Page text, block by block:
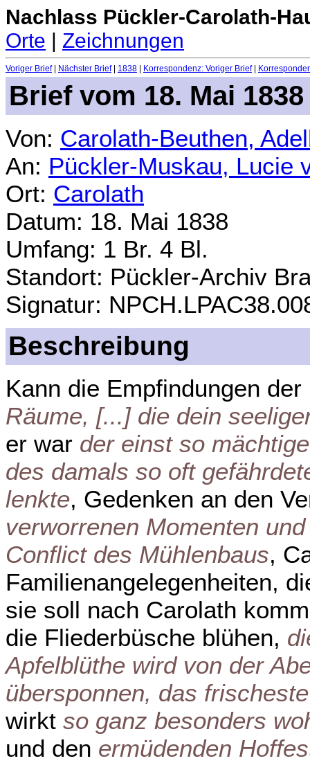
Nachlass Pückler-Carolath-
Orte | Zeichnungen
Voriger Brief| Nächster Brief| 1838 Korrespondenz: Voriger Brief|
Brief vom 18. Mai 1838
Von: Carolath-Beuthen,
An: Pückler-Muskau, Lucie
Ort: Carolath
Datum: 18. Mai 1838
Umfang: 1 Br. 4 Bl.
Standort: Pückler-Archiv
Signatur:
Beschreibung
Kann die Empfindungen
Räume, [...] die dein
er war der einst so
des damals so oft
lenkte, Gedenken an den
verworrenen Momenten
Conflict des Mühlenbaus,
Familienangelegenheiten,
sie soll nach Carolath
die Fliederbüsche blühen,
Apfelblüthe wird von der
übersponnen, das
wirkt so ganz besonders
und den ermüdenden